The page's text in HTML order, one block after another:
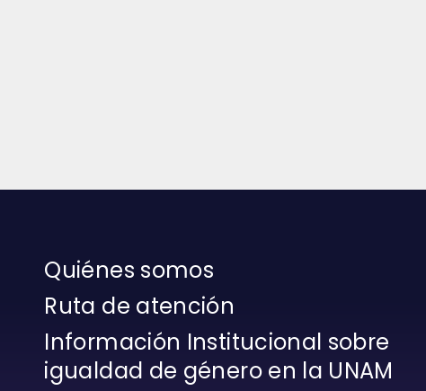
Quiénes somos
Ruta de atención
Información Institucional sobre
igualdad de género en la UNAM